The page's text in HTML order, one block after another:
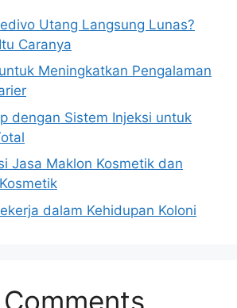
Utang Langsung Lunas?
Caranya
Meningkatkan Pengalaman
dengan Sistem Injeksi untuk
Jasa Maklon Kosmetik dan
dalam Kehidupan Koloni